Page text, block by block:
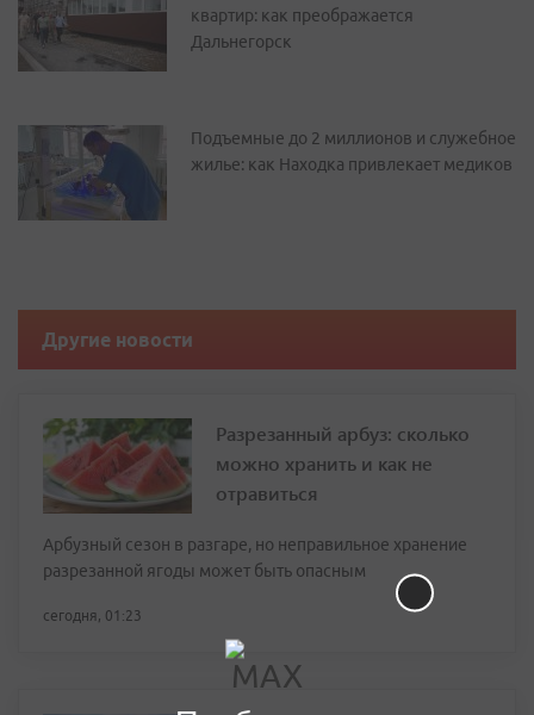
квартир: как преображается
Дальнегорск
Подъемные до 2 миллионов и служебное
жилье: как Находка привлекает медиков
Другие новости
Разрезанный арбуз: сколько
можно хранить и как не
отравиться
Арбузный сезон в разгаре, но неправильное хранение
разрезанной ягоды может быть опасным
сегодня, 01:23